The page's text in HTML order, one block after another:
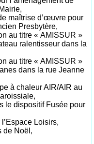
maîtrise d’œuvre pour
Presbytère,
au titre « AMISSUR »
ralentisseur dans la
au titre « AMISSUR »
dans la rue Jeanne
à chaleur AIR/AIR au
le dispositif Fusée pour
Loisirs,
de Noël,